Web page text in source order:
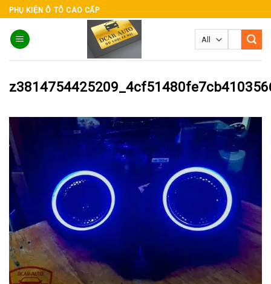
Skip
to
content
PHỤ KIỆN Ô TÔ CAO CẤP